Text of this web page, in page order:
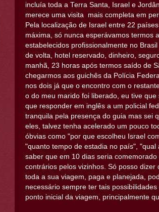
incluía toda a Terra Santa, Israel e
merece uma visita mais completa em
Pela localização de Israel entre 22
máxima, só nunca esperávamos termos
estabelecidos profissionalmente no
de volta, hotel reservado, dinheiro,
manhã, 23 horas após termos saído de
chegarmos aos guichês da Polícia
nos dois já que o encontro com o
o do meu marido foi liberado, eu tive
que responder em inglês a um policial
tranquila pela presença do guia mas sei
eles, talvez tenha acelerado um pouco
óbvias como "por que escolheu Israel
"quanto tempo de estadia no país",
saber que em 10 dias seria
contrários pelos vizinhos. Só posso
toda a sua viagem, paga e planejada,
necessário sempre ter tais
ponto inicial da viagem, principalmente